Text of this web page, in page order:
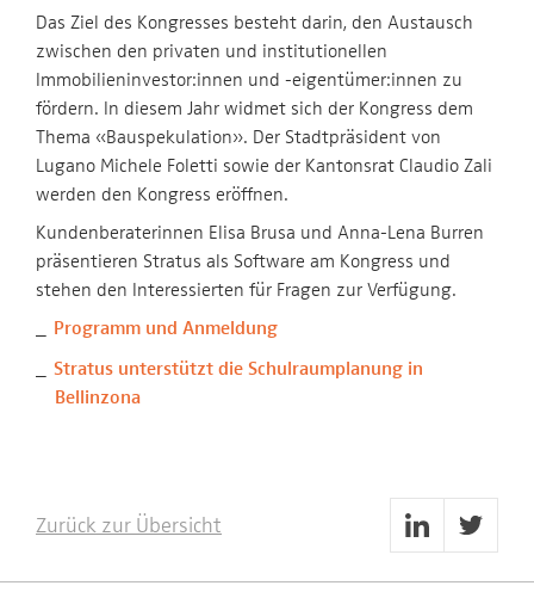
Das Ziel des Kongresses besteht darin, den Austausch
zwischen den privaten und institutionellen
Immobilieninvestor:innen und -eigentümer:innen zu
fördern. In diesem Jahr widmet sich der Kongress dem
Thema «Bauspekulation». Der Stadtpräsident von
Lugano Michele Foletti sowie der Kantonsrat Claudio Zali
werden den Kongress eröffnen.
Kundenberaterinnen Elisa Brusa und Anna-Lena Burren
präsentieren Stratus als Software am Kongress und
stehen den Interessierten für Fragen zur Verfügung.
Programm und Anmeldung
Stratus unterstützt die Schulraumplanung in
Bellinzona
Zurück zur Übersicht